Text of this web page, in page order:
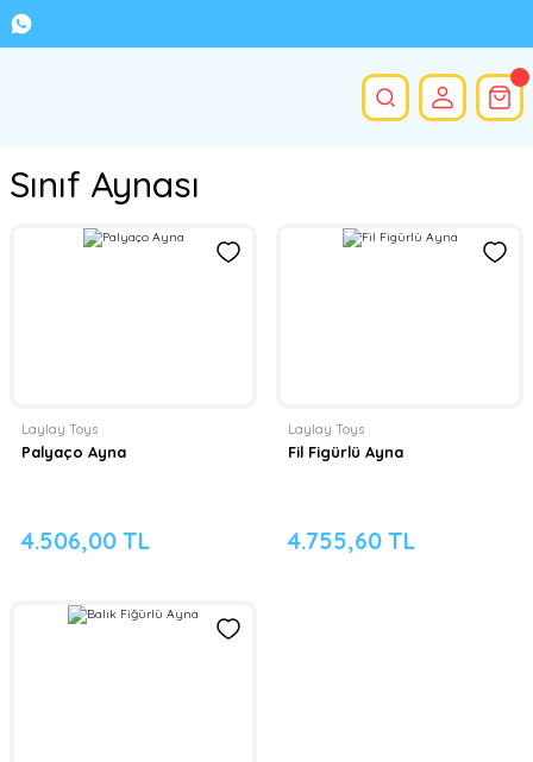
Sınıf Aynası
Laylay Toys
Palyaço Ayna
4.506,00 TL
Laylay Toys
Fil Figürlü Ayna
4.755,60 TL